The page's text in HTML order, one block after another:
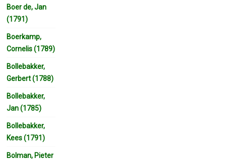
Boer de, Jan
(1791)
Boerkamp,
Cornelis (1789)
Bollebakker,
Gerbert (1788)
Bollebakker,
Jan (1785)
Bollebakker,
Kees (1791)
Bolman, Pieter